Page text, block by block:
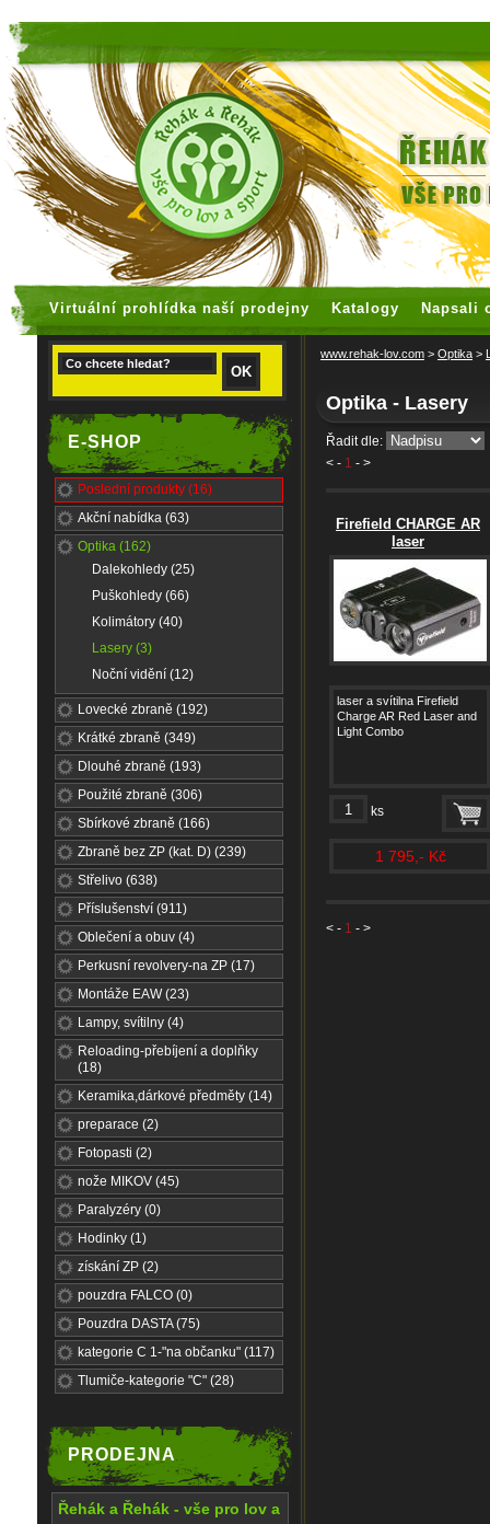
Virtuální prohlídka naší prodejny Katalogy Napsali
E-SHOP
Poslední produkty (16)
Akční nabídka (63)
Optika (162)
Dalekohledy (25)
Puškohledy (66)
Kolimátory (40)
Lasery (3)
Noční vidění (12)
Lovecké zbraně (192)
Krátké zbraně (349)
Dlouhé zbraně (193)
Použité zbraně (306)
Sbírkové zbraně (166)
Zbraně bez ZP (kat. D) (239)
Střelivo (638)
Příslušenství (911)
Oblečení a obuv (4)
Perkusní revolvery-na ZP (17)
Montáže EAW (23)
Lampy, svítilny (4)
Reloading-přebíjení a doplňky
(18)
Keramika,dárkové předměty (14)
preparace (2)
Fotopasti (2)
nože MIKOV (45)
Paralyzéry (0)
Hodinky (1)
získání ZP (2)
pouzdra FALCO (0)
Pouzdra DASTA (75)
kategorie C 1-"na občanku" (117)
Tlumiče-kategorie "C" (28)
PRODEJNA
Řehák a Řehák - vše pro lov a
www.rehak-lov.com > Optika >
Optika - Lasery
Řadit dle:
< - 1 - >
Firefield CHARGE AR
laser
laser a svítilna Firefield
Charge AR Red Laser and
Light Combo
ks
1 795,- Kč
< - 1 - >